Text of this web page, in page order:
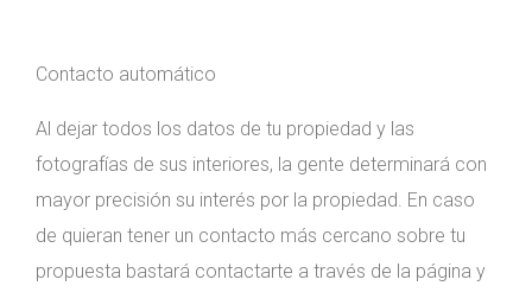
Contacto automático
Al dejar todos los datos de tu propiedad y las
fotografías de sus interiores, la gente determinará con
mayor precisión su interés por la propiedad. En caso
de quieran tener un contacto más cercano sobre tu
propuesta bastará contactarte a través de la página y